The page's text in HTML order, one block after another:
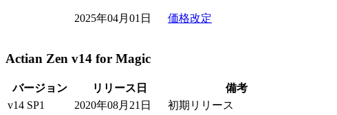
2025年04月01日 価格改定
Actian Zen v14 for Magic
バージョン リリース日
備考
v14 SP1
2020年08月21日 初期リリース